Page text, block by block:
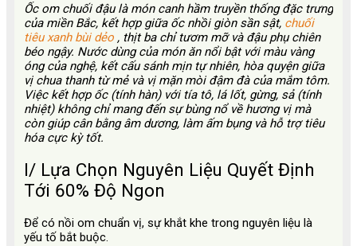
Ốc om chuối đậu là món canh hầm truyền thống đặc trưng
của miền Bắc, kết hợp giữa ốc nhồi giòn sần sật, chuối
tiêu xanh bùi dẻo , thịt ba chỉ tươm mỡ và đậu phụ chiên
béo ngậy. Nước dùng của món ăn nổi bật với màu vàng
óng của nghệ, kết cấu sánh mịn tự nhiên, hòa quyện giữa
vị chua thanh từ mẻ và vị mặn mòi đậm đà của mắm tôm.
Việc kết hợp ốc (tính hàn) với tía tô, lá lốt, gừng, sả (tính
nhiệt) không chỉ mang đến sự bùng nổ về hương vị mà
còn giúp cân bằng âm dương, làm ấm bụng và hỗ trợ tiêu
hóa cực kỳ tốt.
I/ Lựa Chọn Nguyên Liệu Quyết Định
Tới 60% Độ Ngon
Để có nồi om chuẩn vị, sự khắt khe trong nguyên liệu là
yếu tố bắt buộc.